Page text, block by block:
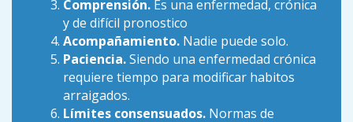
Comprensión. Es una enfermedad, crónica
y de difícil pronostico
Acompañamiento. Nadie puede solo.
Paciencia.Siendo una enfermedad crónica
requiere tiempo para modificar habitos
arraigados.
Límites consensuados. Normas de